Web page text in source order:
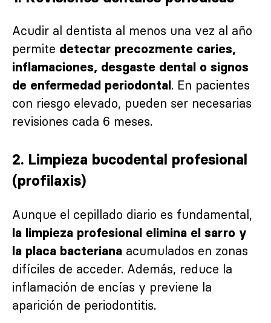
Acudir al dentista al menos una vez al año
permite detectar precozmente caries,
inflamaciones, desgaste dental o signos
de enfermedad periodontal. En pacientes
con riesgo elevado, pueden ser necesarias
revisiones cada 6 meses.
2. Limpieza bucodental profesional
(profilaxis)
Aunque el cepillado diario es fundamental,
la limpieza profesional elimina el sarro y
la placa bacteriana acumulados en zonas
difíciles de acceder. Además, reduce la
inflamación de encías y previene la
aparición de periodontitis.